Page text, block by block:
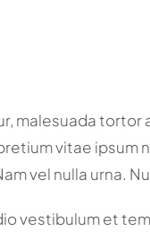
malesuada tortor
vitae ipsum
vel nulla urna.
vestibulum et